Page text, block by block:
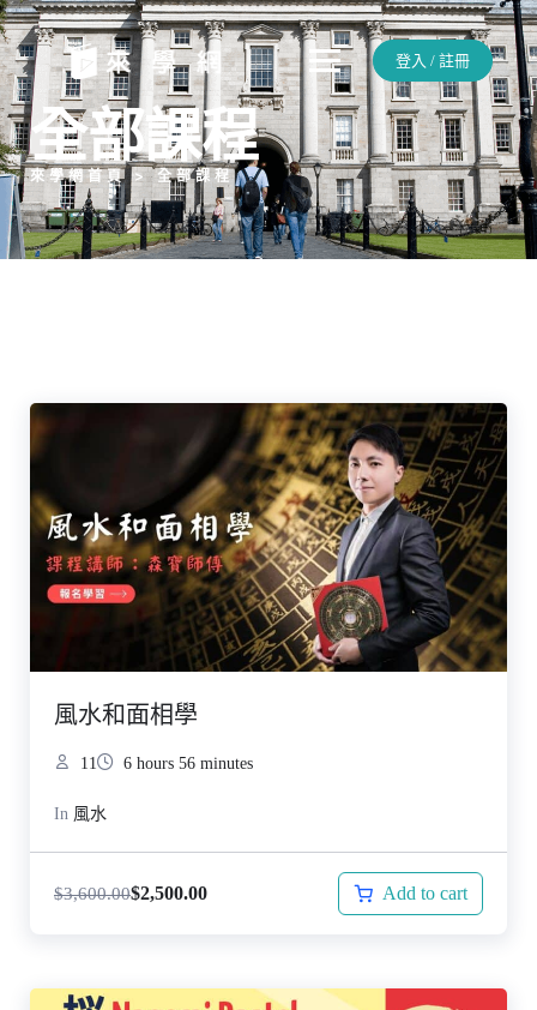
登入 / 註冊
全部課程
來學網首頁 > 全部課程
風水和面相學
11 6 hours 56 minutes
In 風水
$3,600.00$2,500.00 Add to cart